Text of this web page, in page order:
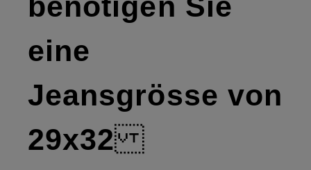
eine
Jeansgrösse von
29x32